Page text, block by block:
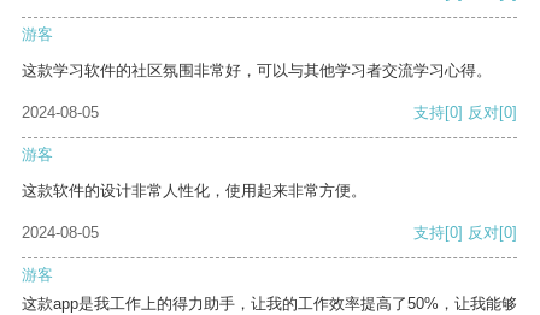
游客
这款学习软件的社区氛围非常好，可以与其他学习者交流学习心得。
2024-08-05 支持[0] 反对[0]
游客
这款软件的设计非常人性化，使用起来非常方便。
2024-08-05 支持[0] 反对[0]
游客
这款app是我工作上的得力助手，让我的工作效率提高了50%，让我能够